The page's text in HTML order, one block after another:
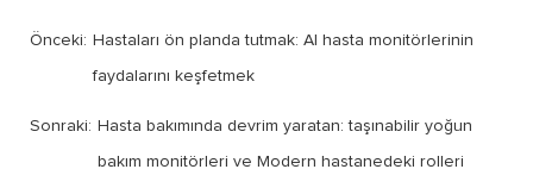
Önceki: Hastaları ön planda tutmak: AI hasta monitörlerinin
faydalarını keşfetmek
Sonraki: Hasta bakımında devrim yaratan: taşınabilir yoğun
bakım monitörleri ve Modern hastanedeki rolleri